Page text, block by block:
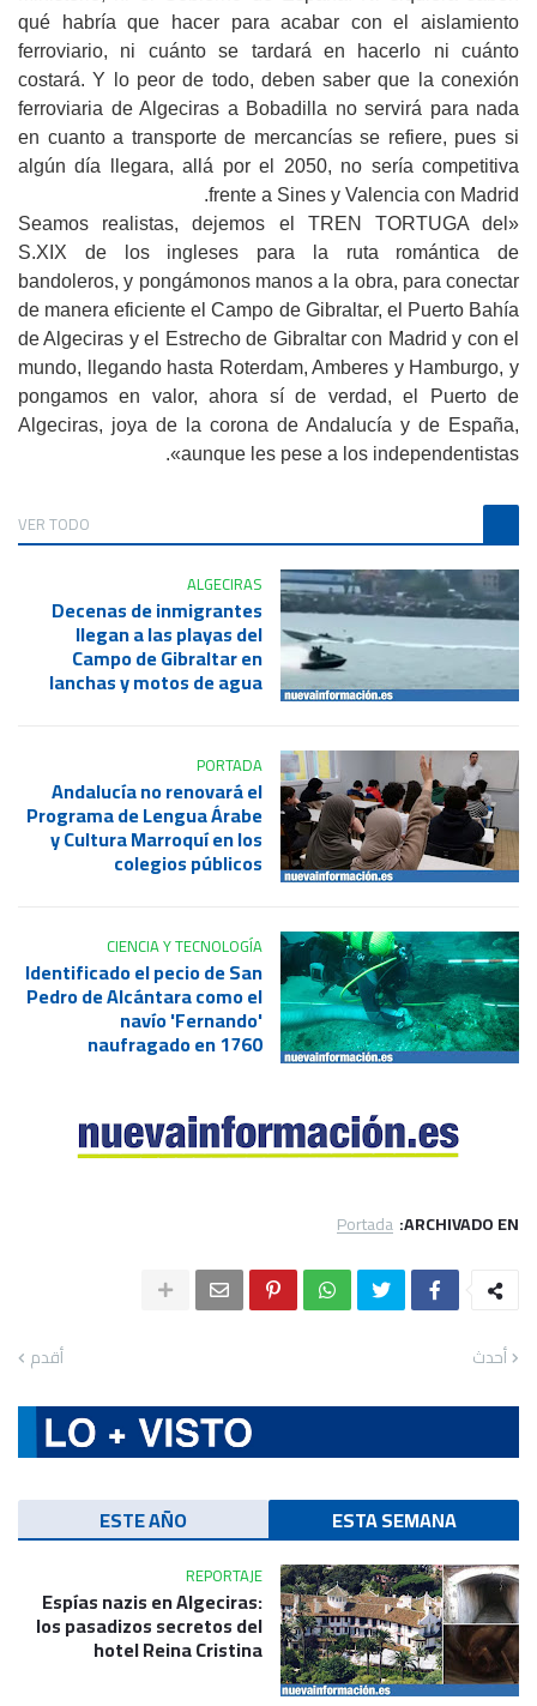
qué habría que hacer para acabar con el aislamiento
ferroviario, ni cuánto se tardará en hacerlo ni cuánto
costará. Y lo peor de todo, deben saber que la conexión
ferroviaria de Algeciras a Bobadilla no servirá para nada
en cuanto a transporte de mercancías se refiere, pues si
algún día llegara, allá por el 2050, no sería competitiva
frente a Sines y Valencia con Madrid.
«Seamos realistas, dejemos el TREN TORTUGA del
S.XIX de los ingleses para la ruta romántica de
bandoleros, y pongámonos manos a la obra, para conectar
de manera eficiente el Campo de Gibraltar, el Puerto Bahía
de Algeciras y el Estrecho de Gibraltar con Madrid y con el
mundo, llegando hasta Roterdam, Amberes y Hamburgo, y
pongamos en valor, ahora sí de verdad, el Puerto de
Algeciras, joya de la corona de Andalucía y de España,
aunque les pese a los independentistas».
VER TODO
ALGECIRAS
Decenas de inmigrantes
llegan a las playas del
Campo de Gibraltar en
lanchas y motos de agua
PORTADA
Andalucía no renovará el
Programa de Lengua Árabe
y Cultura Marroquí en los
colegios públicos
CIENCIA Y TECNOLOGÍA
Identificado el pecio de San
Pedro de Alcántara como el
navío 'Fernando'
naufragado en 1760
ARCHIVADO EN:
Portada
أحدث أقدم
ESTA SEMANA
ESTE AÑO
REPORTAJE
Espías nazis en Algeciras:
los pasadizos secretos del
hotel Reina Cristina